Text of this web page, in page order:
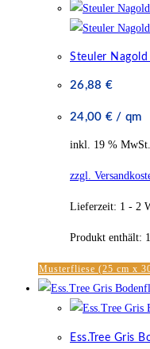
Steuler
26,88 €
24,00 € /qm
inkl. 19 % MwSt.
zzgl.
Lieferzeit: 1 - 2
Produkt enthält:
Musterfliese (25 cm x
Ess.Tree Gris